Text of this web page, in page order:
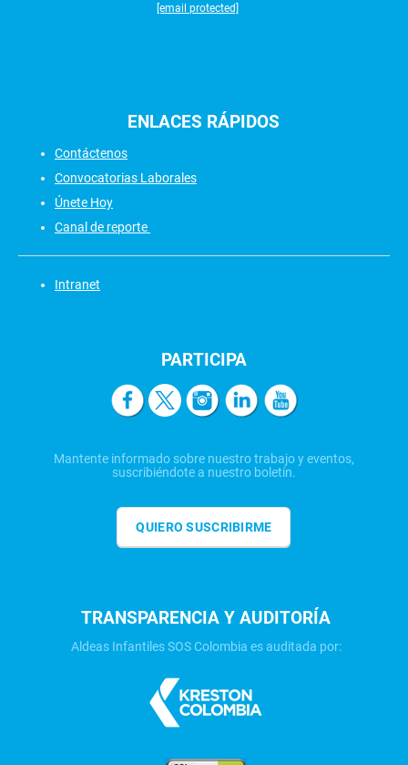
[email protected]
ENLACES RÁPIDOS
Contáctenos
Convocatorias Laborales
Únete Hoy
Canal de reporte
Intranet
PARTICIPA
Mantente informado sobre nuestro trabajo y eventos,
suscribiéndote a nuestro boletín.
QUIERO SUSCRIBIRME
TRANSPARENCIA Y AUDITORÍA
Aldeas Infantiles SOS Colombia es auditada por: